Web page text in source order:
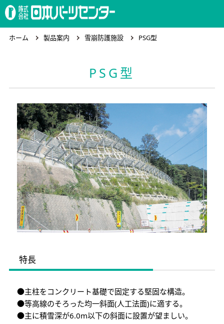
ホーム
製品案内
会社概要
求人情報
お問合わせ
ホーム 製品案内 雪崩防護施設 PSG型
PSG型
特長
●主柱をコンクリート基礎で固定する堅固な構造。
●等高線のそろった均一斜面(人工法面)に適する。
●主に積雪深が6.0m以下の斜面に設置が望ましい。